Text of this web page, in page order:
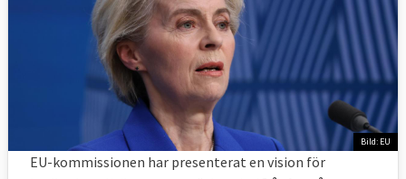
Bild: EU
EU-kommissionen har presenterat en vision för